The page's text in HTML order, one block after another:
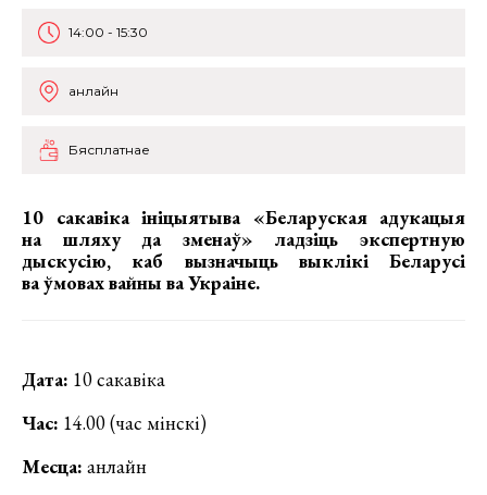
14:00 - 15:30
анлайн
Бясплатнае
10 сакавіка ініцыятыва «Беларуская адукацыя
на шляху да зменаў» ладзіць экспертную
дыскусію, каб вызначыць выклікі Беларусі
ва ўмовах вайны ва Украіне.
Дата: 10 сакавіка
Час: 14.00 (час мінскі)
Месца: анлайн